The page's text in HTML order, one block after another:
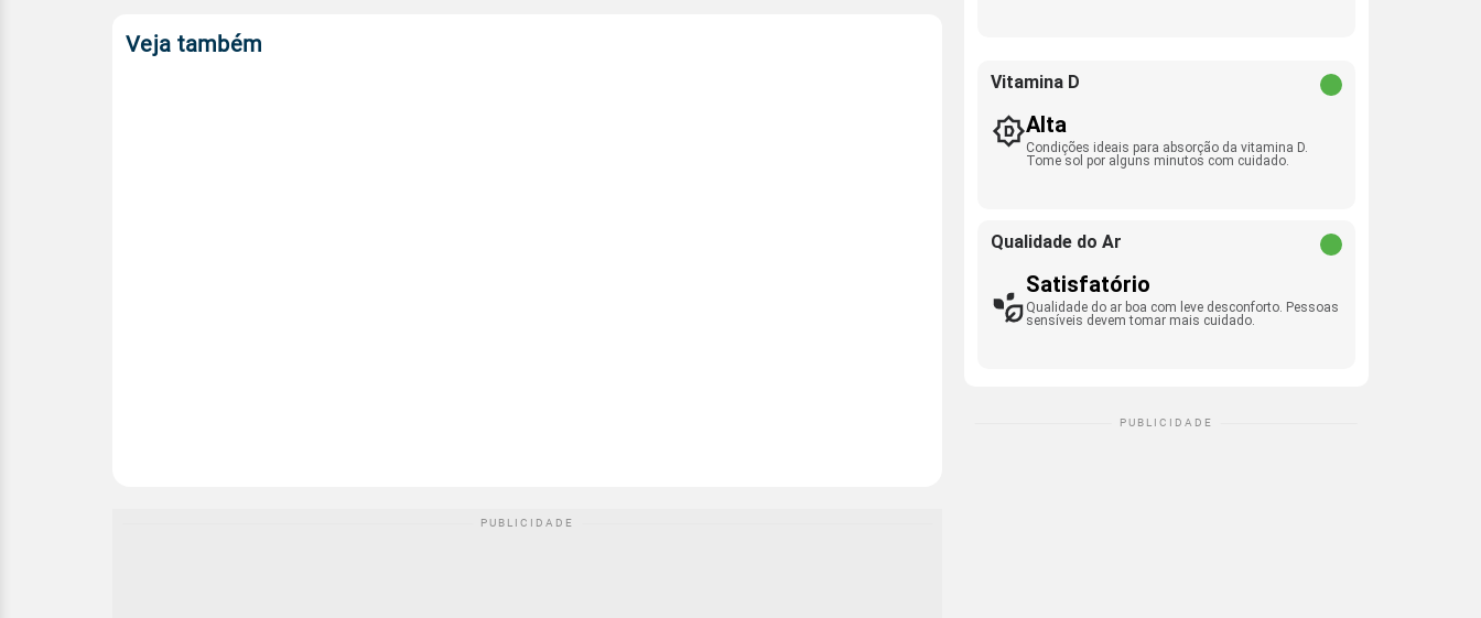
Veja também
Vitamina D
Alta
Condições ideais para absorção da vitamina D.
Tome sol por alguns minutos com cuidado.
Qualidade do Ar
Satisfatório
Qualidade do ar boa com leve desconforto. Pessoas
sensíveis devem tomar mais cuidado.